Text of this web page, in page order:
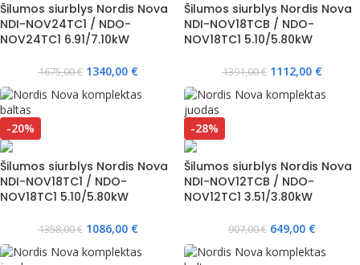
Šilumos siurblys Nordis Nova
NDI-NOV24TC1 / NDO-
NOV24TC1 6.91/7.10kW
1675,00€ 1340,00 €
Šilumos siurblys Nordis Nova
NDI-NOV18TCB / NDO-
NOV18TC1 5.10/5.80kW
1391,00€ 1112,00 €
-20%
Šilumos siurblys Nordis Nova
NDI-NOV18TC1 / NDO-
NOV18TC1 5.10/5.80kW
1358,00€ 1086,00 €
-28%
Šilumos siurblys Nordis Nova
NDI-NOV12TCB / NDO-
NOV12TC1 3.51/3.80kW
907,00€ 649,00 €